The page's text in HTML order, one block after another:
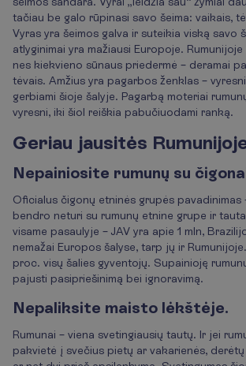
tačiau be galo rūpinasi savo šeima: vaikais,
Vyras yra šeimos galva ir suteikia viską savo
atlyginimai yra mažiausi Europoje.
nes kiekvieno sūnaus priedermė – deramai
tėvais. Amžius yra pagarbos ženklas –
gerbiami šioje šalyje. Pagarbą moteriai
vyresni, iki šiol reiškia pabučiuodami ranką.
Geriau jausitės
Nepainiosite rumunų su
Oficialus čigonų etninės grupės pavadinimas
bendro neturi su rumunų etnine grupe ir
visame pasaulyje – JAV yra apie 1 mln,
nemažai Europos šalyse, tarp jų ir
proc. visų šalies gyventojų. Supainioję
pajusti pasipriešinimą bei ignoravimą.
Nepaliksite maisto lėkštėje.
Rumunai – viena svetingiausių tautų. Ir jei
pakvietė į svečius pietų ar vakarienės,